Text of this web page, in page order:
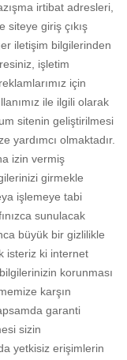
irtibat adresleri,
siteye giriş çıkış
iletişim bilgilerinden
işletim
için
ile ilgili olarak
sitenin geliştirilmesi
yardımcı olmaktadır.
izin vermiş
girmekle
işlemeye tabi
sunulacak
büyük bir gizlilikle
isteriz ki internet
korunması
karşın
garanti
sizin
yetkisiz erişimlerin